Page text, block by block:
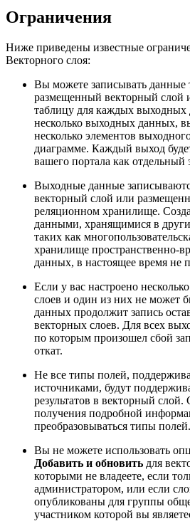
Ограничения
Ниже приведены известные
Векторного слоя:
Вы можете записывать данные
размещенный векторный слой
таблицу для каждых выходных
несколько выходных данных,
несколько элементов
диаграмме. Каждый выход
вашего портала как отдельный
Выходные данные
векторный слой или
реляционном хранилище.
данными, хранящимися в
таких как
хранилище пространственно-
данных, в настоящее время не
Если у вас настроено
слоев и один из них не может
данных продолжит запись
векторных слоев. Для всех
по которым произошел сбой
откат.
Не все типы полей,
источниками, будут
результатов в векторный
получения подробной
преобразовываться типы полей.
Вы не можете использовать
Добавить и обновить для
которыми не владеете, если
администратором, или если
опубликованы для группы
участником которой вы